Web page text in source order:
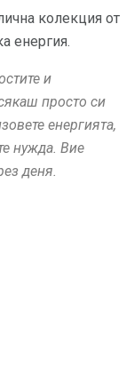
колекция от
енергия.
и
просто си
енергията,
нужда. Вие
деня.